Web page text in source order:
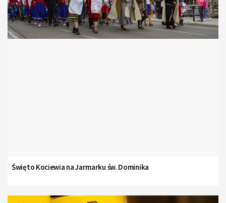
Święto Kociewia na Jarmarku św. Dominika